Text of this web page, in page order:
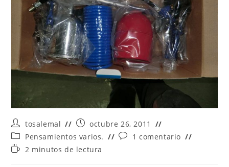
Autor
de
la
entrada:
tosalemal
Publicación
la
entrada:
octubre 26, 2011
Categoría
de
la
Pensamientos varios.
Comentarios
1 comentario
Tiempo2 minutos de lectura